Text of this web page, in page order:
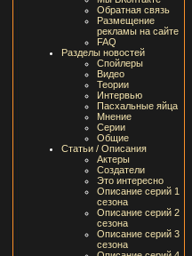
Обратная связь
Размещение
рекламы на сайте
FAQ
Разделы новостей
Спойлеры
Видео
Теории
Интервью
Пасхальные яйца
Мнение
Серии
Общие
Статьи / Описания
Актеры
Создатели
Это интересно
Описание серий 1
сезона
Описание серий 2
сезона
Описание серий 3
сезона